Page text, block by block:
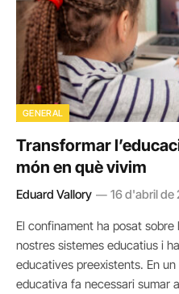
GENERAL
Transformar
món en què vivim
Eduard Vallory 16 d'abril de
El confinament ha posat
nostres sistemes educatius i
educatives preexistents. En
educativa fa necessari sumar